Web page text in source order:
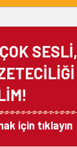
SESLİ,
için tıklayın